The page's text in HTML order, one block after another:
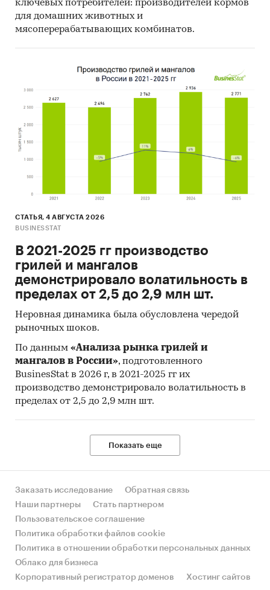
ключевых потребителей: производителей кормов
для домашних животных и
мясоперерабатывающих комбинатов.
СТАТЬЯ, 4 АВГУСТА 2026
BUSINESSTAT
В 2021-2025 гг производство
грилей и мангалов
демонстрировало волатильность в
пределах от 2,5 до 2,9 млн шт.
Неровная динамика была обусловлена чередой
рыночных шоков.
По данным «Анализа рынка грилей и
мангалов в России», подготовленного
BusinesStat в 2026 г, в 2021-2025 гг их
производство демонстрировало волатильность в
пределах от 2,5 до 2,9 млн шт.
Показать еще
Заказать исследование
Обратная связь
Наши партнеры
Стать партнером
Пользовательское соглашение
Политика обработки файлов cookie
Политика в отношении обработки персональных данных
Облако для бизнеса
Корпоративный регистратор доменов
Хостинг сайтов